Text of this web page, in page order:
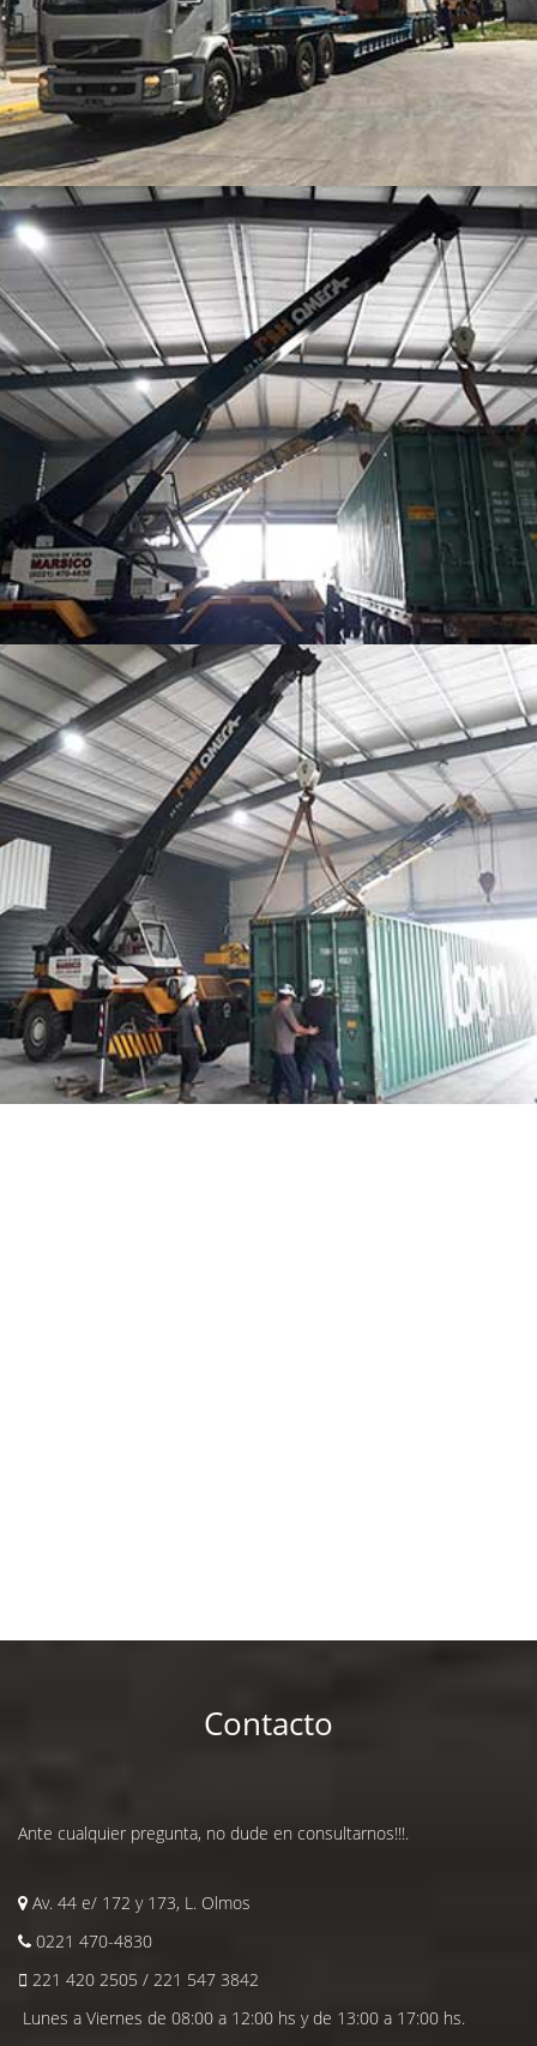
Contacto
Ante cualquier pregunta, no dude en consultarnos!!!.
Av. 44 e/ 172 y 173, L. Olmos
0221 470-4830
221 420 2505 / 221 547 3842
Lunes a Viernes de 08:00 a 12:00 hs y de 13:00 a 17:00 hs.